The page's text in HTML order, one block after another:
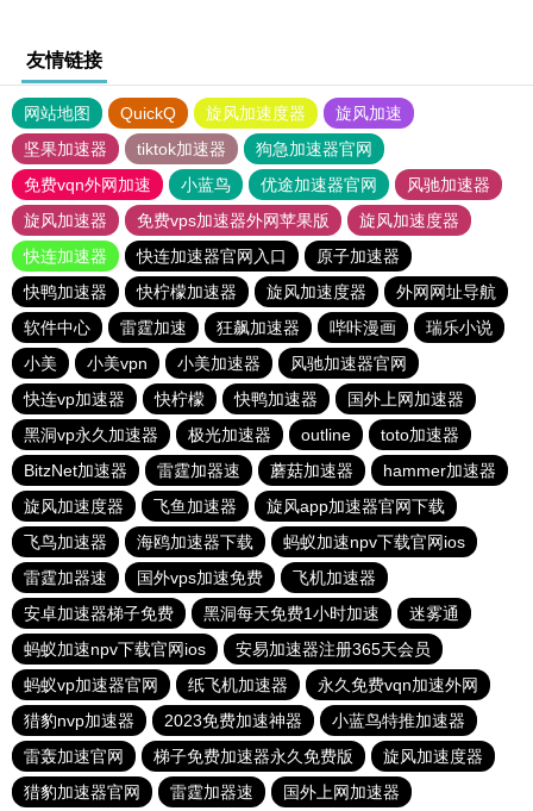
友情链接
网站地图 QuickQ 旋风加速度器
旋风加速
坚果加速器
tiktok加速器
狗急加速器官网
免费vqn外网加速
小蓝鸟 优途加速器官网
风驰加速器
旋风加速器
免费vps加速器外网苹果版
旋风加速度器
快连加速器
快连加速器官网入口
原子加速器
快鸭加速器
快柠檬加速器 旋风加速度器
外网网址导航
软件中心
雷霆加速 狂飙加速器 哔咔漫画
瑞乐小说
小美
小美vpn 小美加速器
风驰加速器官网
快连vp加速器
快柠檬 快鸭加速器
国外上网加速器
黑洞vp永久加速器
极光加速器 outline
toto加速器
BitzNet加速器
雷霆加器速 蘑菇加速器
hammer加速器
旋风加速度器
飞鱼加速器
旋风app加速器官网下载
飞鸟加速器
海鸥加速器下载
蚂蚁加速npv下载官网ios
雷霆加器速
国外vps加速免费
飞机加速器
安卓加速器梯子免费
黑洞每天免费1小时加速
迷雾通
蚂蚁加速npv下载官网ios
安易加速器注册365天会员
蚂蚁vp加速器官网
纸飞机加速器
永久免费vqn加速外网
猎豹nvp加速器
2023免费加速神器
小蓝鸟特推加速器
雷轰加速官网
梯子免费加速器永久免费版
旋风加速度器
猎豹加速器官网
雷霆加器速 国外上网加速器